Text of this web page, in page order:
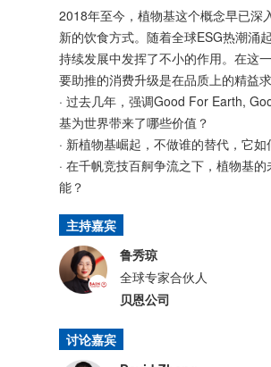
2018年至今，植物基这个概念早已深
新的饮食方式。随着全球ESG热潮涌
持续发展中发挥了不小的作用。在这
要助推的消费升级是在品质上的精益求
· 过去几年，强调Good For Earth,
基为世界带来了哪些价值？
· 新植物基崛起，不做谁的替代，它如
· 在千帆竞技百舸争流之下，植物基
能？
主持嘉宾
鲁秀琼
全球专家合伙人
贝恩公司
讨论嘉宾